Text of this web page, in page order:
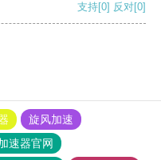
支持[0] 反对[0]
旋风加速
速器官网